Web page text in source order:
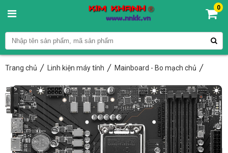
0
Trang chủ Linh kiện máy tính Mainboard - Bo mạch chủ